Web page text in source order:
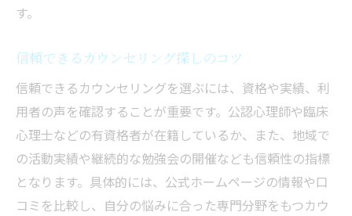
カウンセリング口コミと評判の見極め方
オンラインカウンセリング利用の注意点
自分に合うカウンセリング施設の選び方
家族や発達障害の悩みに寄り添う心理支援
発達障害相談に強いカウンセリングの特徴
家族問題を心理カウンセリングで支援する
す。
信頼できるカウンセリング探しのコツ
信頼できるカウンセリングを選ぶには、資格や実績、利
用者の声を確認することが重要です。公認心理師や臨床
心理士などの有資格者が在籍しているか、また、地域で
の活動実績や継続的な勉強会の開催なども信頼性の指標
となります。具体的には、公式ホームページの情報や口
コミを比較し、自分の悩みに合った専門分野をもつカウ